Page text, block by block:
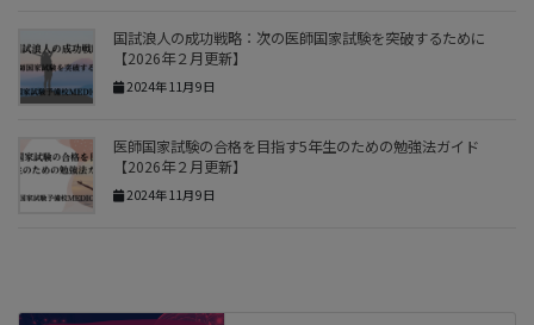
国試浪人の成功戦略：次の医師国家試験を突破するために
【2026年２月更新】
2024年11月9日
医師国家試験の合格を目指す5年生のための勉強法ガイド
【2026年２月更新】
2024年11月9日